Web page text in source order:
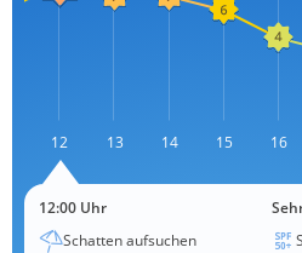
12 13 14 15 16
12:00 Uhr
Schatten aufsuchen